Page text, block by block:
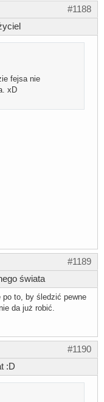
#1188
fejsa nie
xD
#1189
świata
po to, by śledzić pewne
da już robić.
#1190
:D